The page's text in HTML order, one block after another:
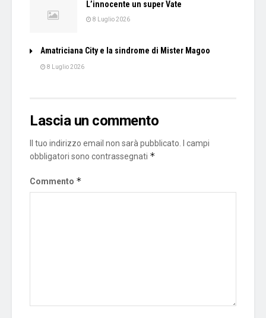
L’innocente un super Vate
8 Luglio 2026
Amatriciana City e la sindrome di Mister Magoo
8 Luglio 2026
Lascia un commento
Il tuo indirizzo email non sarà pubblicato.
I campi
obbligatori sono contrassegnati *
Commento *